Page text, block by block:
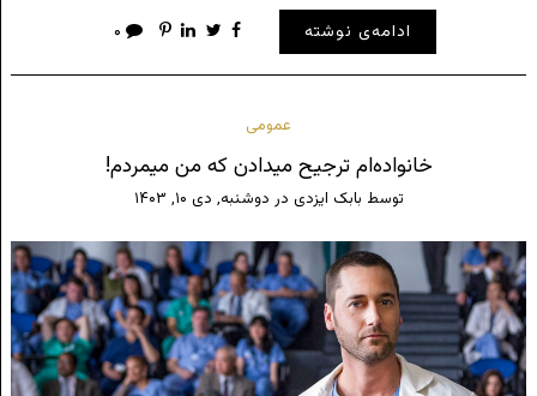
ادامه‌ی نوشته ۰
عمومی
خانواده‌ام ترجیح میدادن که من میمردم!
توسط بابک ایزدی در دوشنبه, دی ۱۰, ۱۴۰۳